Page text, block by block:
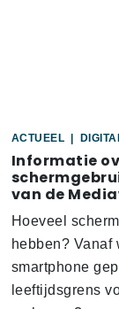
ACTUEEL |
Informatie
van de
Hoeveel
hebben?
smartphone
leeftijdsgrens